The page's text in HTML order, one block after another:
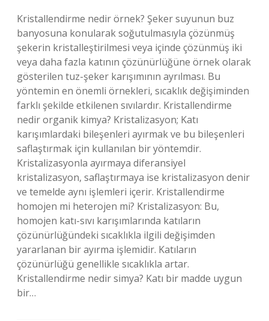
Kristallendirme nedir örnek? Şeker suyunun buz
banyosuna konularak soğutulmasıyla çözünmüş
şekerin kristalleştirilmesi veya içinde çözünmüş iki
veya daha fazla katının çözünürlüğüne örnek olarak
gösterilen tuz-şeker karışımının ayrılması. Bu
yöntemin en önemli örnekleri, sıcaklık değişiminden
farklı şekilde etkilenen sıvılardır. Kristallendirme
nedir organik kimya? Kristalizasyon; Katı
karışımlardaki bileşenleri ayırmak ve bu bileşenleri
saflaştırmak için kullanılan bir yöntemdir.
Kristalizasyonla ayırmaya diferansiyel
kristalizasyon, saflaştırmaya ise kristalizasyon denir
ve temelde aynı işlemleri içerir. Kristallendirme
homojen mi heterojen mi? Kristalizasyon: Bu,
homojen katı-sıvı karışımlarında katıların
çözünürlüğündeki sıcaklıkla ilgili değişimden
yararlanan bir ayırma işlemidir. Katıların
çözünürlüğü genellikle sıcaklıkla artar.
Kristallendirme nedir simya? Katı bir madde uygun
bir…